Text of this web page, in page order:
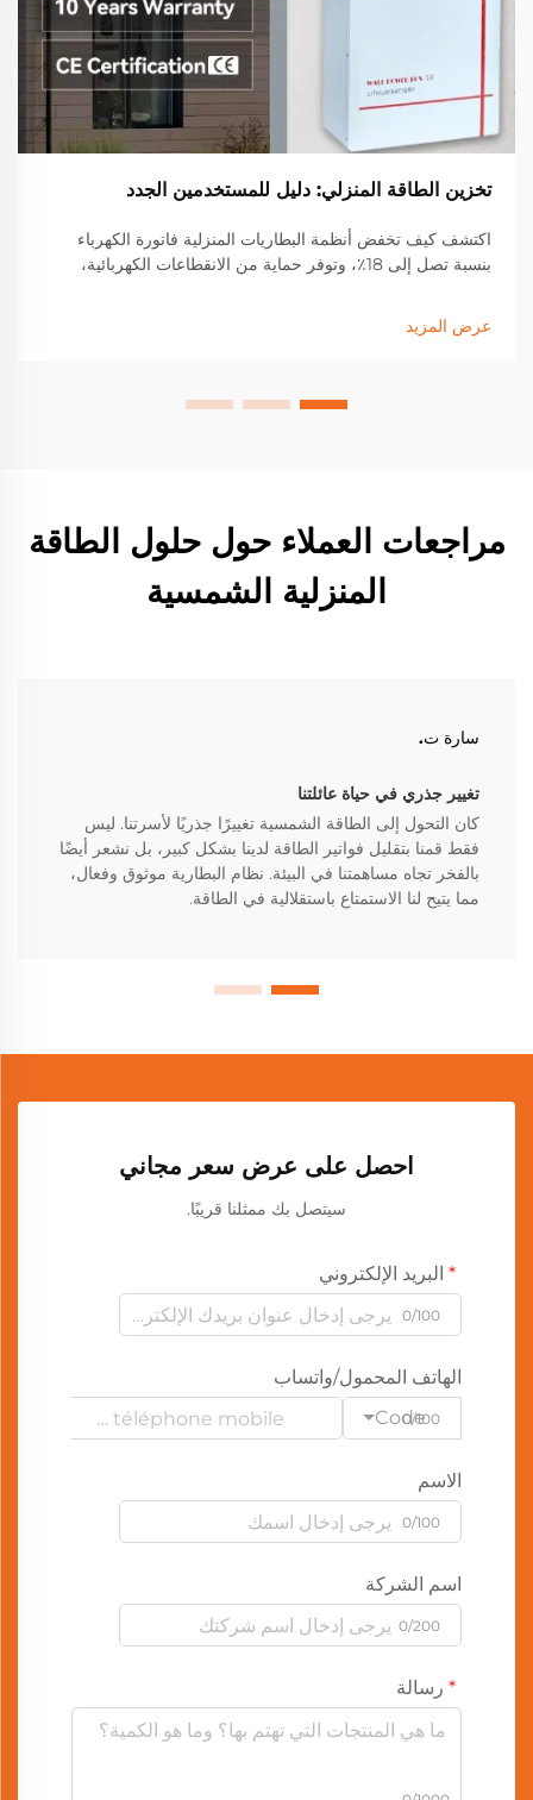
تخزين الطاقة المنزلي: دليل للمستخدمين الجدد
اكتشف كيف تخفض أنظمة البطاريات المنزلية فاتورة الكهرباء
بنسبة تصل إلى 18٪، وتوفر حماية من الانقطاعات الكهربائية،
وتحديد السعة المناسبة لزيادة المرونة. ابدأ اليوم.
عرض المزيد
مراجعات العملاء حول حلول الطاقة
المنزلية الشمسية
سارة ت.
تغيير جذري في حياة عائلتنا
كان التحول إلى الطاقة الشمسية تغييرًا جذريًا لأسرتنا. ليس
فقط قمنا بتقليل فواتير الطاقة لدينا بشكل كبير، بل نشعر أيضًا
بالفخر تجاه مساهمتنا في البيئة. نظام البطارية موثوق وفعال،
مما يتيح لنا الاستمتاع باستقلالية في الطاقة.
احصل على عرض سعر مجاني
سيتصل بك ممثلنا قريبًا.
البريد الإلكتروني
0/100
الهاتف المحمول/واتساب
Code
0/100
الاسم
0/100
اسم الشركة
0/200
رسالة